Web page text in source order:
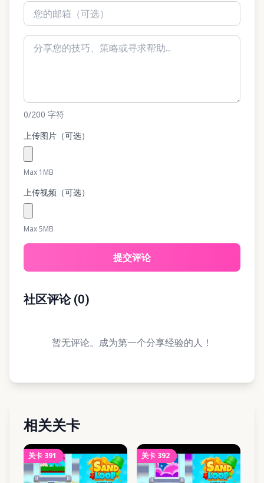
0/200 字符
上传图片（可选）
Max 1MB
上传视频（可选）
Max 5MB
提交评论
社区评论(0)
暂无评论。成为第一个分享经验的人！
相关关卡
关卡 391 关卡 392